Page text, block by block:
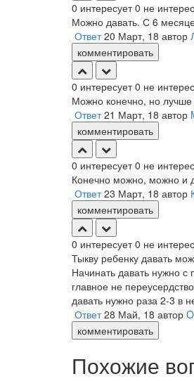
0 интересует 0 не
Можно давать. С 6
Ответ 20 Март, 18 автор
комментировать
0 интересует 0 не
Можно конечно, но
Ответ 21 Март, 18 автор
комментировать
0 интересует 0 не
Конечно можно, можно и
Ответ 23 Март, 18 автор
комментировать
0 интересует 0 не
Тыкву ребенку давать
Начинать давать нужно
главное не
давать нужно раза 2-3 в
Ответ 28 Май, 18 автор
комментировать
Похожие